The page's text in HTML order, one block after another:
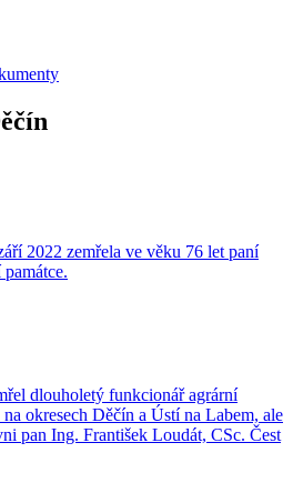
2022 zemřela ve věku 76 let paní
dlouholetý funkcionář agrární
okresech Děčín a Ústí na Labem, ale
pan Ing. František Loudát, CSc. Čest